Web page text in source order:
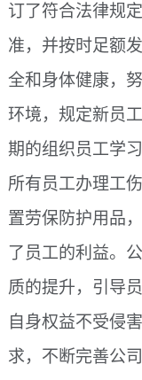
订了符合法律规
准，并按时足额
全和身体健康，
环境，规定新员
期的组织员工学
所有员工办理工
置劳保防护用品
了员工的利益。
质的提升，引导
自身权益不受侵
求，不断完善公